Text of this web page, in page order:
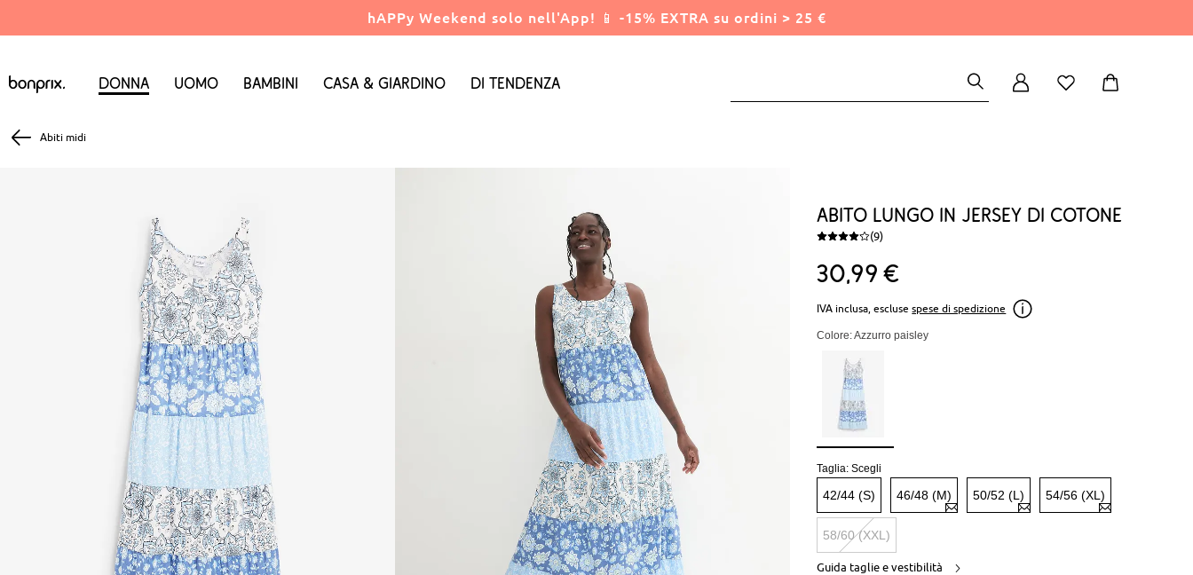
hAPPy Weekend solo nell'App! 📱 -15% EXTRA su ordini > 25 €
Donna Uomo Bambini Casa & Giardino Di tendenza
Abiti midi
Abito lungo in jersey di cotone
(9)
30 99 €
IVA inclusa, escluse spese di spedizione
Colore: Azzurro paisley
Taglia:Scegli
42/44 (S) 46/48 (M) 50/52 (L) 54/56 (XL)
58/60 (XXL)
Guida taglie e vestibilità